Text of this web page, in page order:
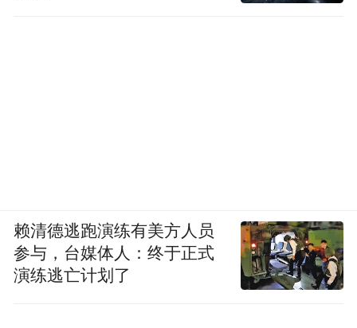
赖清德逃跑演练有美方人员
参与，台媒体人：终于正式
演练逃亡计划了